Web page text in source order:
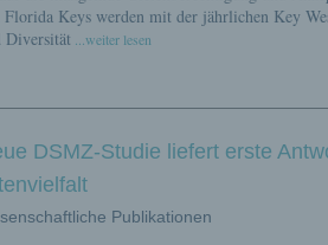
Florida Keys werden mit der jährlichen Key
Diversität ...weiter lesen
DSMZ-Studie liefert erste
Publikationen